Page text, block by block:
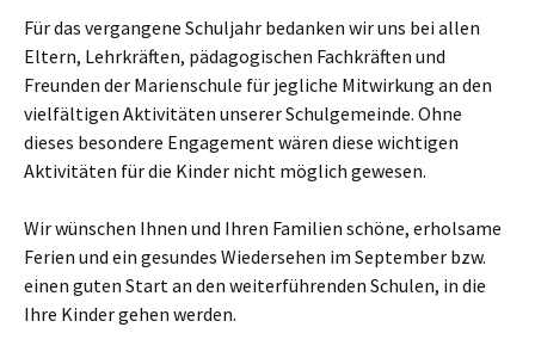
Für das vergangene Schuljahr bedanken wir uns bei allen
Eltern, Lehrkräften, pädagogischen Fachkräften und
Freunden der Marienschule für jegliche Mitwirkung an den
vielfältigen Aktivitäten unserer Schulgemeinde. Ohne
dieses besondere Engagement wären diese wichtigen
Aktivitäten für die Kinder nicht möglich gewesen.
Wir wünschen Ihnen und Ihren Familien schöne, erholsame
Ferien und ein gesundes Wiedersehen im September bzw.
einen guten Start an den weiterführenden Schulen, in die
Ihre Kinder gehen werden.